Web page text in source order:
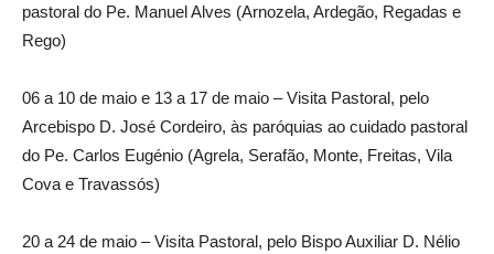
pastoral do Pe. Manuel Alves (Arnozela, Ardegão, Regadas e
Rego)
06 a 10 de maio e 13 a 17 de maio – Visita Pastoral, pelo
Arcebispo D. José Cordeiro, às paróquias ao cuidado pastoral
do Pe. Carlos Eugénio (Agrela, Serafão, Monte, Freitas, Vila
Cova e Travassós)
20 a 24 de maio – Visita Pastoral, pelo Bispo Auxiliar D. Nélio